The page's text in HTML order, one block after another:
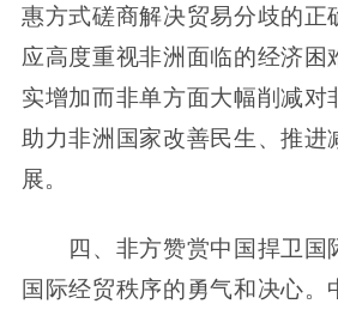
惠方式磋商解决贸易分歧的正
应高度重视非洲面临的经济困
实增加而非单方面大幅削减对
助力非洲国家改善民生、推进
展。
四、非方赞赏中国捍卫国
国际经贸秩序的勇气和决心。